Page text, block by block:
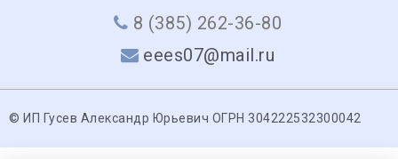
8 (385) 262-36-80
eees07@mail.ru
© ИП Гусев Александр Юрьевич ОГРН 304222532300042